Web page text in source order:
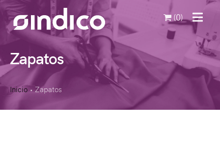
MENU
(0)
Zapatos
Inicio • Zapatos